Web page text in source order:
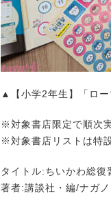
▲【小学2年生】「ロー
※対象書店限定で順次
※対象書店リストは特
タイトル:ちいかわ総
著者:講談社・編/ナガノ